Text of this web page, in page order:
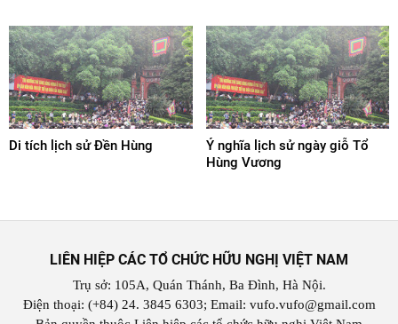
Di tích lịch sử Đền Hùng
Ý nghĩa lịch sử ngày giỗ Tổ
Hùng Vương
LIÊN HIỆP CÁC TỔ CHỨC HỮU NGHỊ VIỆT NAM
Trụ sở: 105A, Quán Thánh, Ba Đình, Hà Nội.
Điện thoại: (+84) 24. 3845 6303; Email: vufo.vufo@gmail.com